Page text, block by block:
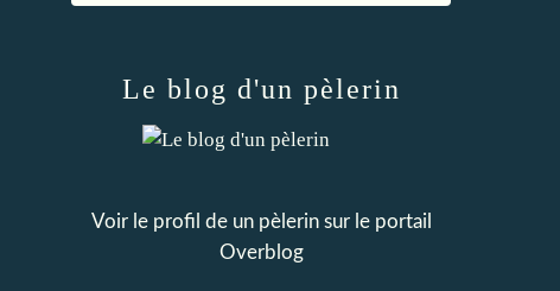
Le blog d'un pèlerin
Voir le profil de un pèlerinsur le portail
Overblog